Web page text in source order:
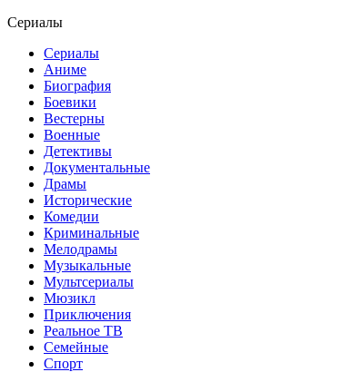
Сериалы
Сериалы
Аниме
Биография
Боевики
Вестерны
Военные
Детективы
Документальные
Драмы
Исторические
Комедии
Криминальные
Мелодрамы
Музыкальные
Мультсериалы
Мюзикл
Приключения
Реальное ТВ
Семейные
Спорт